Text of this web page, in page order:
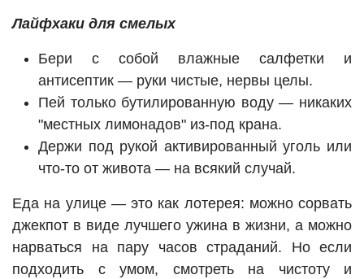
Лайфхаки для смелых
Бери с собой влажные салфетки и
антисептик — руки чистые, нервы целы.
Пей только бутилированную воду — никаких
"местных лимонадов" из-под крана.
Держи под рукой активированный уголь или
что-то от живота — на всякий случай.
Еда на улице — это как лотерея: можно сорвать
джекпот в виде лучшего ужина в жизни, а можно
нарваться на пару часов страданий. Но если
подходить с умом, смотреть на чистоту и